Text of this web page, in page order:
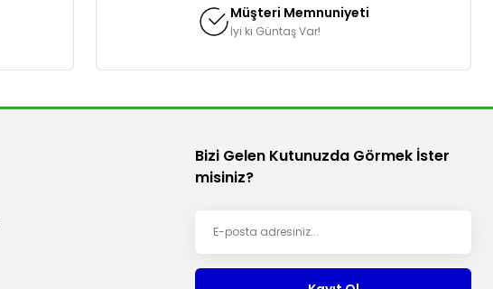
Müşteri Memnuniyeti
İyi ki Güntaş Var!
Bizi Gelen Kutunuzda Görmek İster
misiniz?